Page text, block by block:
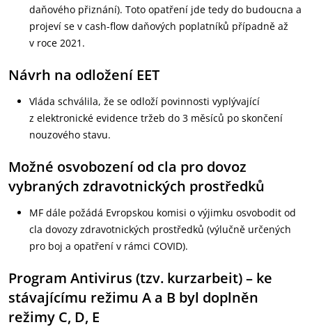
daňového přiznání). Toto opatření jde tedy do budoucna a
projeví se v cash-flow daňových poplatníků případně až
v roce 2021.
Návrh na odložení EET
Vláda schválila, že se odloží povinnosti vyplývající
z elektronické evidence tržeb do 3 měsíců po skončení
nouzového stavu.
Možné osvobození od cla pro dovoz
vybraných zdravotnických prostředků
MF dále požádá Evropskou komisi o výjimku osvobodit od
cla dovozy zdravotnických prostředků (výlučně určených
pro boj a opatření v rámci COVID).
Program Antivirus (tzv. kurzarbeit) – ke
stávajícímu režimu A a B byl doplněn
režimy C, D, E